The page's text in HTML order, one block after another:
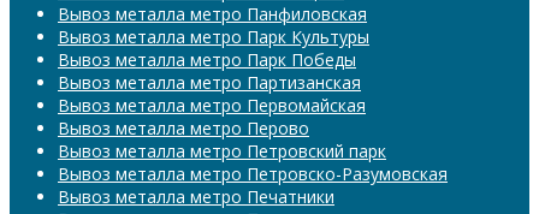
Вывоз металла метро Панфиловская
Вывоз металла метро Парк Культуры
Вывоз металла метро Парк Победы
Вывоз металла метро Партизанская
Вывоз металла метро Первомайская
Вывоз металла метро Перово
Вывоз металла метро Петровский парк
Вывоз металла метро Петровско-Разумовская
Вывоз металла метро Печатники